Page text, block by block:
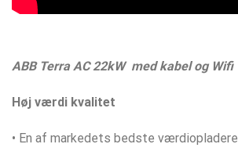
ABB Terra AC 22kW med kabel og Wifi
Høj værdi kvalitet
• En af markedets bedste værdiopladere